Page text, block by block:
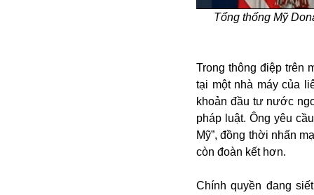
Tổng thống Mỹ
Trong thông điệp trên
tại một nhà máy của
khoản đầu tư nước
pháp luật. Ông yêu
Mỹ”, đồng thời nhấn
còn đoàn kết hơn.
Chính quyền đang